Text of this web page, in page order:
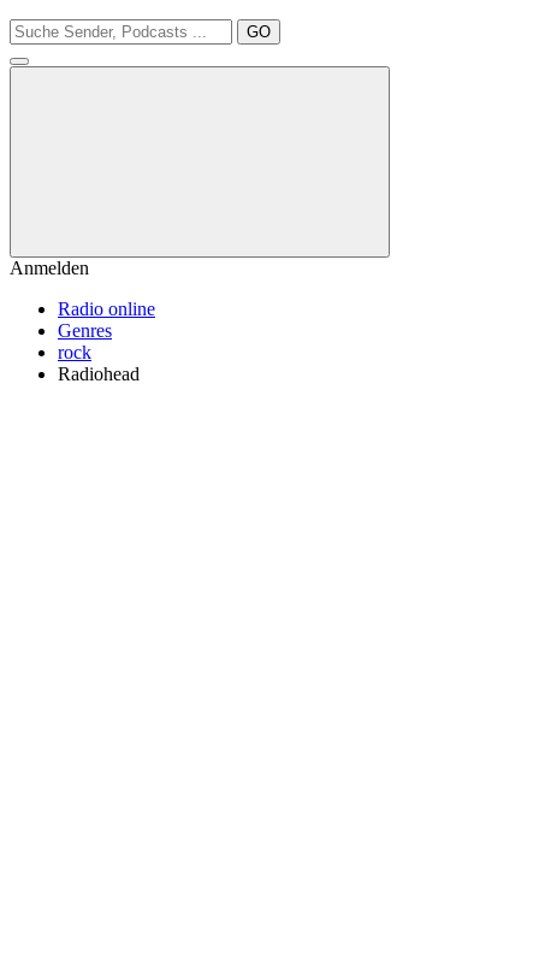
GO
Anmelden
Radio online
Genres
rock
Radiohead